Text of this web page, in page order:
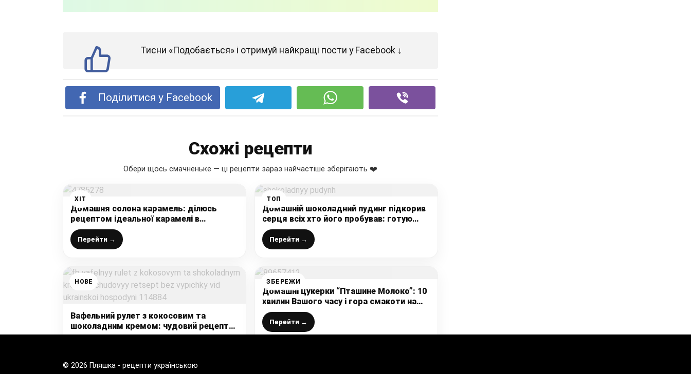
Тисни «Подобається» і отримуй найкращі пости у Facebook ↓
Поділитися у Facebook
Схожі рецепти
Обери щось смачненьке — ці рецепти зараз найчастіше зберігають ❤️
ХІТ
Домашня солона карамель: ділюсь
рецептом ідеальної карамелі в
домашніх умовах, виходить дуже
смачна, до будь-якої випічки просто
супер
Перейти →
ТОП
Домашній шоколадний пудинг підкорив
серця всіх хто його пробував: готую
шикарний десерт з молока і шоколаду
Перейти →
НОВЕ
Вафельний рулет з кокосовим та
шоколадним кремом: чудовий рецепт
БЕЗ випічки від української господині
ЗБЕРЕЖИ
Домашні цукерки “Пташине Молоко”: 10
хвилин Вашого часу і гора смакоти на
столі
Перейти →
© 2026 Пляшка - рецепти українською